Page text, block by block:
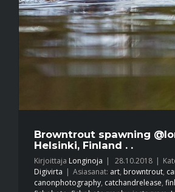
Browntrout spawning
Helsinki, Finland . .
Kirjoittaja Longinoja 28.10.2018
Digivirta
Asiasanat: art, browntrout,
canonphotography, catchandrelease,